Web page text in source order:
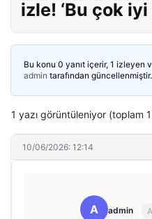
izle! ‘Bu çok iyi
Bu konu 0 yanıt içerir, 1 izleyen
admin tarafından güncellenmiştir.
1 yazı görüntüleniyor (toplam
10/06/2026: 12:14
A admin